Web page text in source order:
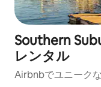
Southern
レンタル
Airbnbでユニーク